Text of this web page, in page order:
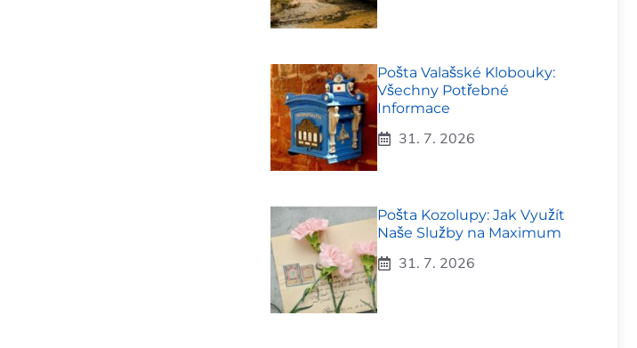
Pošta Valašské Klobouky:
Všechny Potřebné
Informace
31. 7. 2026
Pošta Kozolupy: Jak Využít
Naše Služby na Maximum
31. 7. 2026